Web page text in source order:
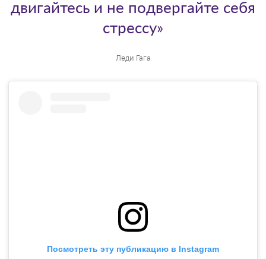
Леди Гага
двигайтесь и не подвергайте себя
стрессу»
Посмотреть эту публикацию в Instagram